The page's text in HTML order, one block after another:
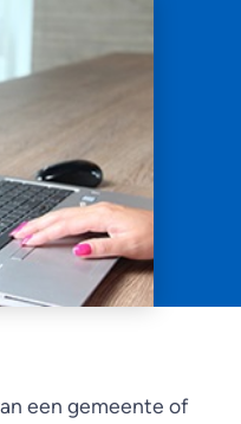
een gemeente of